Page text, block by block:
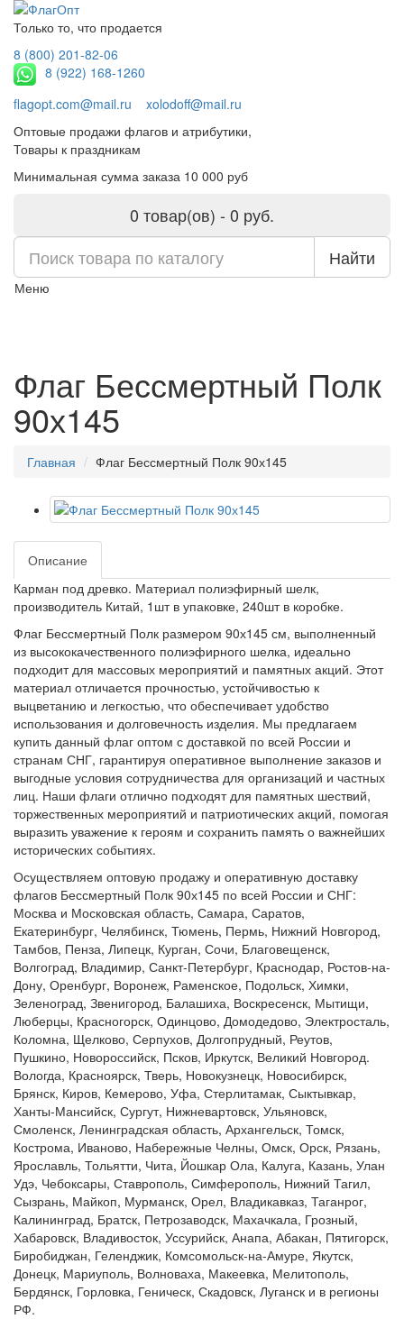
Только то, что продается
8 (800) 201-82-06
8 (922) 168-1260
flagopt.com@mail.ru
xolodoff@mail.ru
Оптовые продажи флагов и атрибутики,
Товары к праздникам
Минимальная сумма заказа 10 000 руб
0 товар(ов) - 0 руб.
Найти
Меню
Флаг Бессмертный Полк
90х145
Главная Флаг Бессмертный Полк 90х145
Описание
Карман под древко. Материал полиэфирный шелк,
производитель Китай, 1шт в упаковке, 240шт в коробке.
Флаг Бессмертный Полк размером 90х145 см, выполненный
из высококачественного полиэфирного шелка, идеально
подходит для массовых мероприятий и памятных акций. Этот
материал отличается прочностью, устойчивостью к
выцветанию и легкостью, что обеспечивает удобство
использования и долговечность изделия. Мы предлагаем
купить данный флаг оптом с доставкой по всей России и
странам СНГ, гарантируя оперативное выполнение заказов и
выгодные условия сотрудничества для организаций и частных
лиц. Наши флаги отлично подходят для памятных шествий,
торжественных мероприятий и патриотических акций, помогая
выразить уважение к героям и сохранить память о важнейших
исторических событиях.
Осуществляем оптовую продажу и оперативную доставку
флагов Бессмертный Полк 90х145 по всей России и СНГ:
Москва и Московская область, Самара, Саратов,
Екатеринбург, Челябинск, Тюмень, Пермь, Нижний Новгород,
Тамбов, Пенза, Липецк, Курган, Сочи, Благовещенск,
Волгоград, Владимир, Санкт-Петербург, Краснодар, Ростов-на-
Дону, Оренбург, Воронеж, Раменское, Подольск, Химки,
Зеленоград, Звенигород, Балашиха, Воскресенск, Мытищи,
Люберцы, Красногорск, Одинцово, Домодедово, Электросталь,
Коломна, Щелково, Серпухов, Долгопрудный, Реутов,
Пушкино, Новороссийск, Псков, Иркутск, Великий Новгород.
Вологда, Красноярск, Тверь, Новокузнецк, Новосибирск,
Брянск, Киров, Кемерово, Уфа, Стерлитамак, Сыктывкар,
Ханты-Мансийск, Сургут, Нижневартовск, Ульяновск,
Смоленск, Ленинградская область, Архангельск, Томск,
Кострома, Иваново, Набережные Челны, Омск, Орск, Рязань,
Ярославль, Тольятти, Чита, Йошкар Ола, Калуга, Казань, Улан
Удэ, Чебоксары, Ставрополь, Симферополь, Нижний Тагил,
Сызрань, Майкоп, Мурманск, Орел, Владикавказ, Таганрог,
Калининград, Братск, Петрозаводск, Махачкала, Грозный,
Хабаровск, Владивосток, Уссурийск, Анапа, Абакан, Пятигорск,
Биробиджан, Геленджик, Комсомольск-на-Амуре, Якутск,
Донецк, Мариуполь, Волноваха, Макеевка, Мелитополь,
Бердянск, Горловка, Геническ, Скадовск, Луганск и в регионы
РФ.